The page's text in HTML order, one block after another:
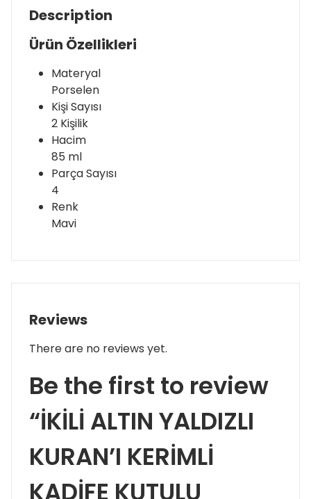
Description
Ürün Özellikleri
Materyal
Porselen
Kişi Sayısı
2 Kişilik
Hacim
85 ml
Parça Sayısı
4
Renk
Mavi
Reviews
There are no reviews yet.
Be the first to review
“İKİLİ ALTIN YALDIZLI
KURAN’I KERİMLİ
KADİFE KUTULU